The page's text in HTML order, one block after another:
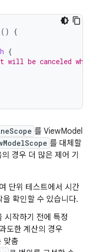
()
{
{
will be canceled
를 ViewModel
를 대체할
경우 더 많은 제어 기
단위 테스트에서 시간
확인할 수 있습니다.
시작하기 전에 특정
도한 계산의 경우
맞춤